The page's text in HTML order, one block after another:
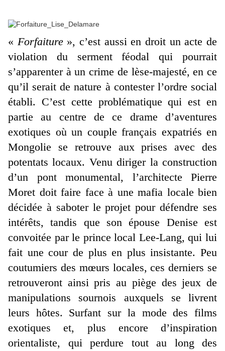
« Forfaiture », c’est aussi en droit un acte de
violation du serment féodal qui pourrait
s’apparenter à un crime de lèse-majesté, en ce
qu’il serait de nature à contester l’ordre social
établi. C’est cette problématique qui est en
partie au centre de ce drame d’aventures
exotiques où un couple français expatriés en
Mongolie se retrouve aux prises avec des
potentats locaux. Venu diriger la construction
d’un pont monumental, l’architecte Pierre
Moret doit faire face à une mafia locale bien
décidée à saboter le projet pour défendre ses
intérêts, tandis que son épouse Denise est
convoitée par le prince local Lee-Lang, qui lui
fait une cour de plus en plus insistante. Peu
coutumiers des mœurs locales, ces derniers se
retrouveront ainsi pris au piège des jeux de
manipulations sournois auxquels se livrent
leurs hôtes. Surfant sur la mode des films
exotiques et, plus encore d’inspiration
orientaliste, qui perdure tout au long des